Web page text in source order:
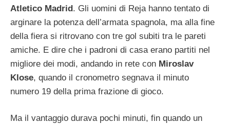
Atletico Madrid. Gli uomini di Reja hanno tentato di
arginare la potenza dell’armata spagnola, ma alla fine
della fiera si ritrovano con tre gol subiti tra le pareti
amiche. E dire che i padroni di casa erano partiti nel
migliore dei modi, andando in rete con Miroslav
Klose, quando il cronometro segnava il minuto
numero 19 della prima frazione di gioco.
Ma il vantaggio durava pochi minuti, fin quando un